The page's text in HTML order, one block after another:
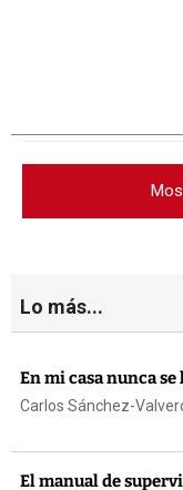
Lo más...
En mi casa nunca
Carlos Sánchez-
El manual de